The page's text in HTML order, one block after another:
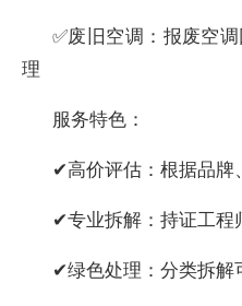
✅废旧空调：报废空
理
服务特色：
✔高价评估：根据品牌
✔专业拆解：持证工程
✔绿色处理：分类拆解